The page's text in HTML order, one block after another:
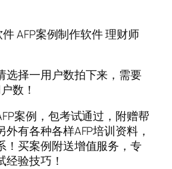
AFP案例制作软件 理财师
选择一用户数拍下来，需要
数！
案例，包考试通过，附赠帮
有各种各样AFP培训资料，
！买案例附送增值服务，专
经验技巧！